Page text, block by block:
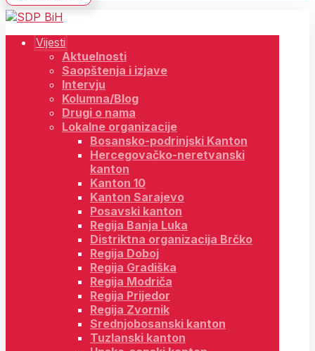
Vijesti
Aktuelnosti
Saopštenja i izjave
Intervju
Kolumna/Blog
Drugi o nama
Lokalne organizacije
Bosansko-podrinjski Kanton
Hercegovačko-neretvanski
kanton
Kanton 10
Kanton Sarajevo
Posavski kanton
Regija Banja Luka
Distriktna organizacija Brčko
Regija Doboj
Regija Gradiška
Regija Modriča
Regija Prijedor
Regija Zvornik
Srednjobosanski kanton
Tuzlanski kanton